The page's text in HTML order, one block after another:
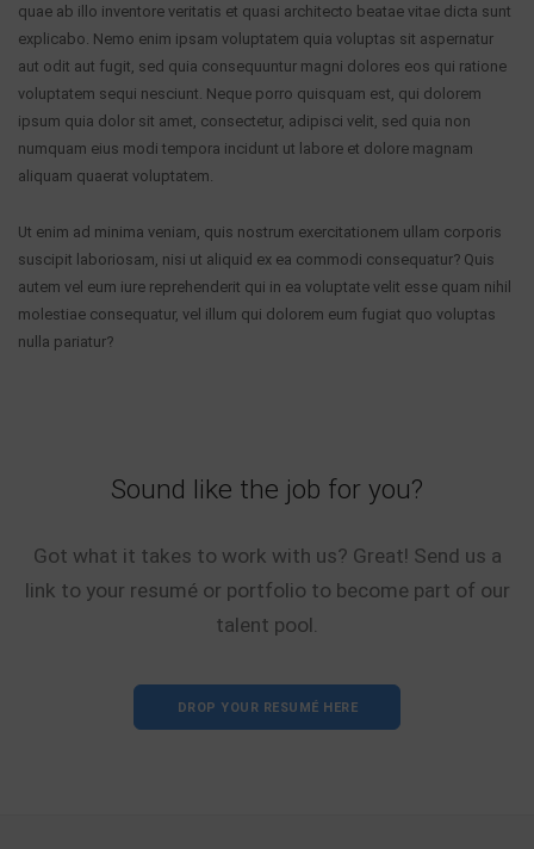
quae ab illo inventore veritatis et quasi architecto beatae vitae dicta sunt
explicabo. Nemo enim ipsam voluptatem quia voluptas sit aspernatur
aut odit aut fugit, sed quia consequuntur magni dolores eos qui ratione
voluptatem sequi nesciunt. Neque porro quisquam est, qui dolorem
ipsum quia dolor sit amet, consectetur, adipisci velit, sed quia non
numquam eius modi tempora incidunt ut labore et dolore magnam
aliquam quaerat voluptatem.
Ut enim ad minima veniam, quis nostrum exercitationem ullam corporis
suscipit laboriosam, nisi ut aliquid ex ea commodi consequatur? Quis
autem vel eum iure reprehenderit qui in ea voluptate velit esse quam nihil
molestiae consequatur, vel illum qui dolorem eum fugiat quo voluptas
nulla pariatur?
Sound like the job for you?
Got what it takes to work with us? Great! Send us a
link to your resumé or portfolio to become part of our
talent pool.
DROP YOUR RESUMÉ HERE